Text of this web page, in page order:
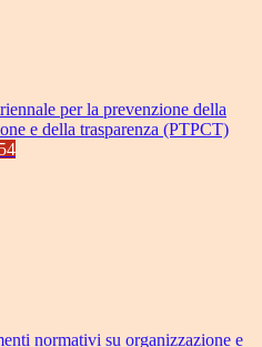
per la prevenzione della
e della trasparenza (PTPCT)
54
normativi su organizzazione e